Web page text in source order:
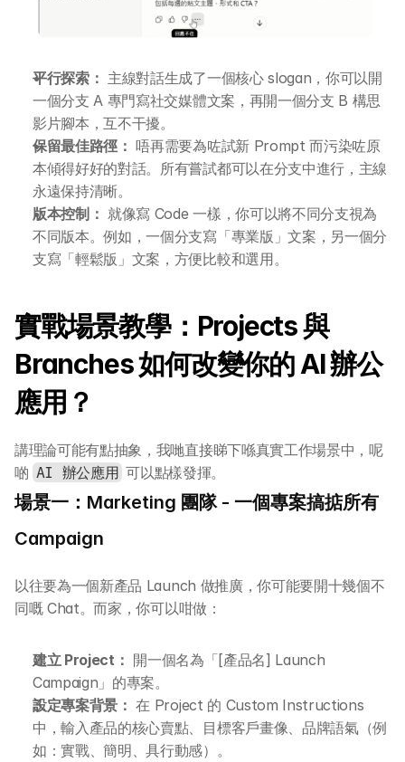
平行探索： 主線對話生成了一個核心 slogan，你可以開
一個分支 A 專門寫社交媒體文案，再開一個分支 B 構思
影片腳本，互不干擾。
保留最佳路徑： 唔再需要為咗試新 Prompt 而污染咗原
本傾得好好的對話。所有嘗試都可以在分支中進行，主線
永遠保持清晰。
版本控制： 就像寫 Code 一樣，你可以將不同分支視為
不同版本。例如，一個分支寫「專業版」文案，另一個分
支寫「輕鬆版」文案，方便比較和選用。
實戰場景教學：Projects 與
Branches 如何改變你的 AI 辦公
應用？
講理論可能有點抽象，我哋直接睇下喺真實工作場景中，呢
啲 AI 辦公應用 可以點樣發揮。
場景一：Marketing 團隊 - 一個專案搞掂所有
Campaign
以往要為一個新產品 Launch 做推廣，你可能要開十幾個不
同嘅 Chat。而家，你可以咁做：
建立 Project： 開一個名為「[產品名] Launch
Campaign」的專案。
設定專案背景： 在 Project 的 Custom Instructions
中，輸入產品的核心賣點、目標客戶畫像、品牌語氣（例
如：實戰、簡明、具行動感）。